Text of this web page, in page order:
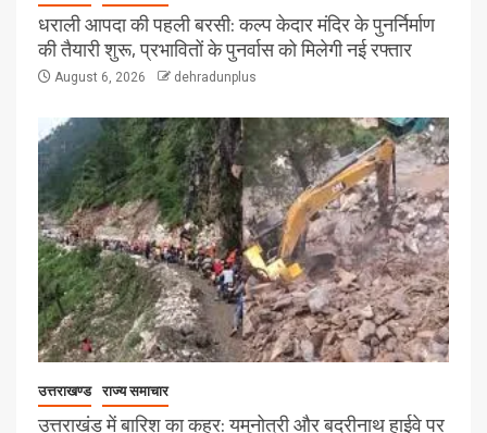
धराली आपदा की पहली बरसी: कल्प केदार मंदिर के पुनर्निर्माण
की तैयारी शुरू, प्रभावितों के पुनर्वास को मिलेगी नई रफ्तार
August 6, 2026 dehradunplus
उत्तराखण्ड राज्य समाचार
उत्तराखंड में बारिश का कहर: यमुनोत्री और बदरीनाथ हाईवे पर